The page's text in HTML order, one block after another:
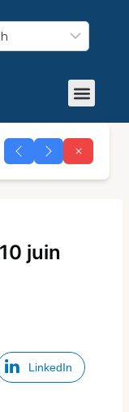
juin
LinkedIn